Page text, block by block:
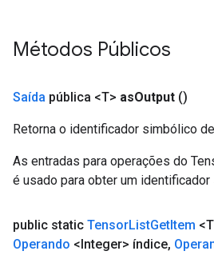
Métodos Públicos
Saída pública <T> asOutput ()
Retorna o identificador simbólico
As entradas para operações do
é usado para obter um
public static TensorListGetItem
Operando <Integer> índice,